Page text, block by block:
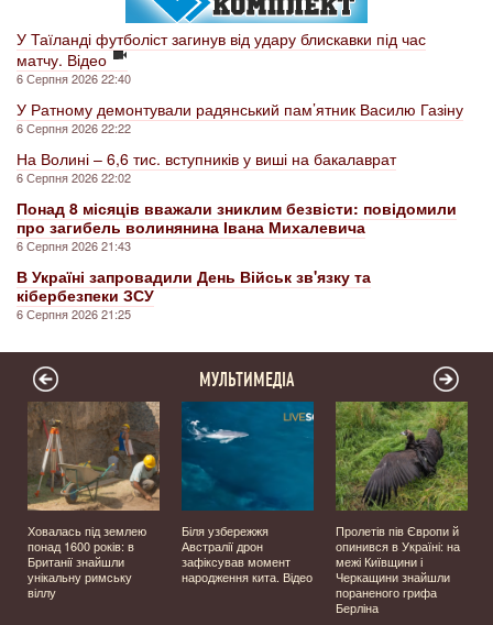
У Таїланді футболіст загинув від удару блискавки під час
матчу. Відео
6 Серпня 2026 22:40
У Ратному демонтували радянський пам’ятник Василю Газіну
6 Серпня 2026 22:22
На Волині – 6,6 тис. вступників у виші на бакалаврат
6 Серпня 2026 22:02
Понад 8 місяців вважали зниклим безвісти: повідомили
про загибель волинянина Івана Михалевича
6 Серпня 2026 21:43
В Україні запровадили День Військ зв'язку та
кібербезпеки ЗСУ
6 Серпня 2026 21:25
МУЛЬТИМЕДІА
Ховалась під землею
понад 1600 років: в
Британії знайшли
унікальну римську
віллу
Біля узбережжя
Австралії дрон
зафіксував момент
народження кита. Відео
Пролетів пів Європи й
опинився в Україні: на
межі Київщини і
Черкащини знайшли
пораненого грифа
Берліна